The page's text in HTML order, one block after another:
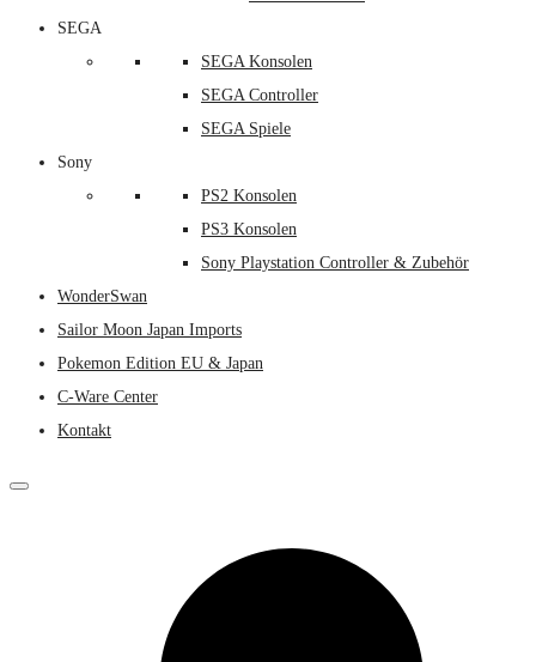
SEGA
SEGA Konsolen
SEGA Controller
SEGA Spiele
Sony
PS2 Konsolen
PS3 Konsolen
Sony Playstation Controller & Zubehör
WonderSwan
Sailor Moon Japan Imports
Pokemon Edition EU & Japan
C-Ware Center
Kontakt